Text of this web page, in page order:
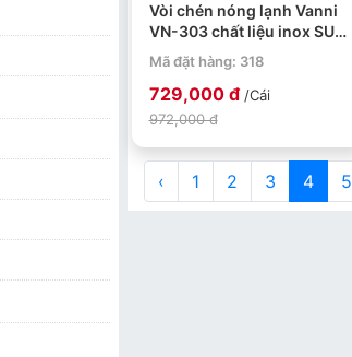
Vòi chén nóng lạnh Vanni
VN-303 chất liệu inox SUS
304 mạ crome
Mã đặt hàng: 318
729,000 đ /Cái
972,000 đ
‹ 1 2 3 4 5